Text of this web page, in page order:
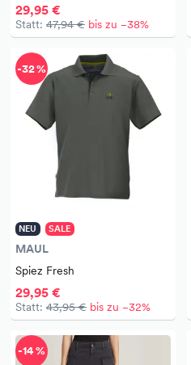
29,95 €
Statt: 47,94 € bis zu −38%
NEU SALE
MAUL
Spiez Fresh
29,95 €
Statt: 43,95 € bis zu −32%
-32 %
-14 %